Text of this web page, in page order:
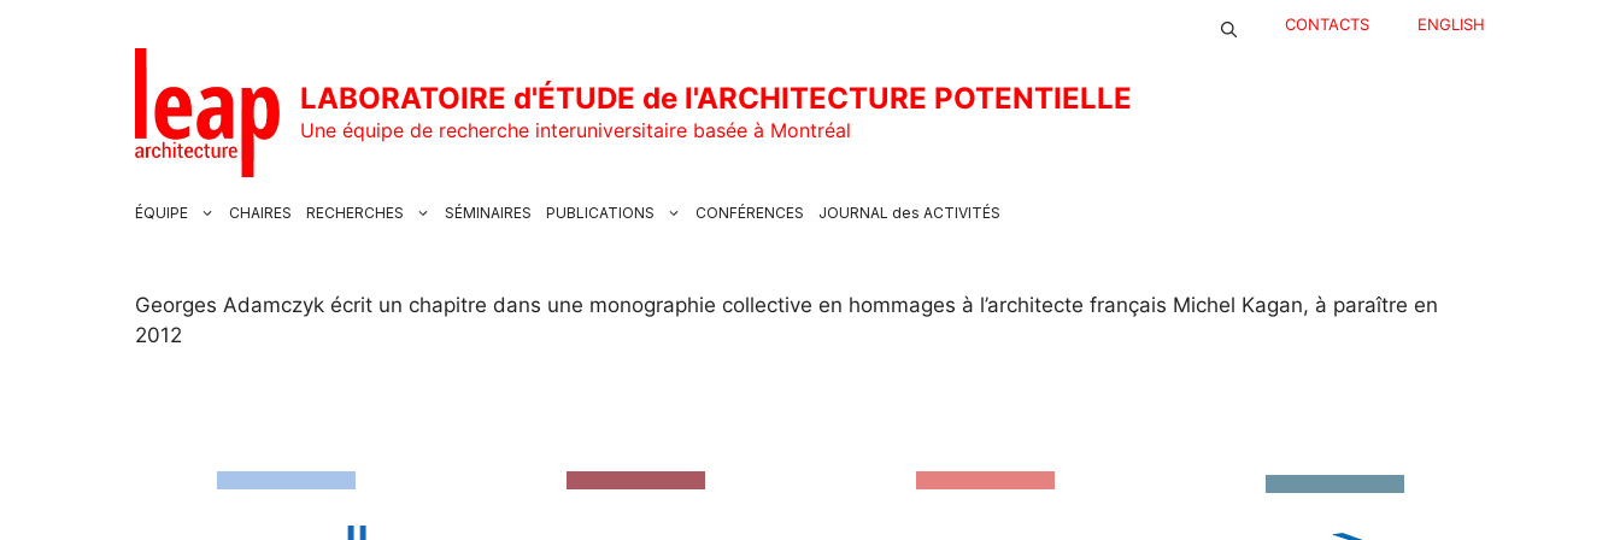
CONTACTS ENGLISH
LABORATOIRE d'ÉTUDE de l'ARCHITECTURE POTENTIELLE
Une équipe de recherche interuniversitaire basée à Montréal
ÉQUIPE CHAIRES RECHERCHES SÉMINAIRES PUBLICATIONS CONFÉRENCES JOURNAL des ACTIVITÉS
Georges Adamczyk écrit un chapitre dans une monographie collective en hommages à l’architecte français Michel Kagan, à paraître en
2012